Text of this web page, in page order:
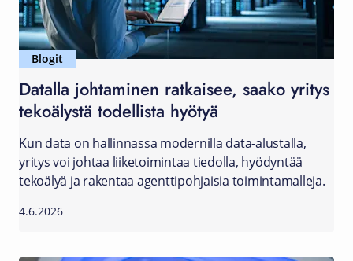
Blogit
Datalla johtaminen ratkaisee, saako yritys
tekoälystä todellista hyötyä
Kun data on hallinnassa modernilla data-alustalla,
yritys voi johtaa liiketoimintaa tiedolla, hyödyntää
tekoälyä ja rakentaa agenttipohjaisia toimintamalleja.
4.6.2026